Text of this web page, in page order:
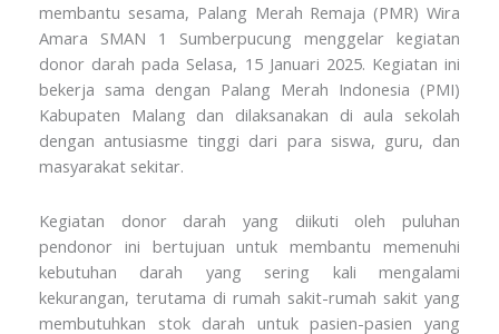
membantu sesama, Palang Merah Remaja (PMR) Wira
Amara SMAN 1 Sumberpucung menggelar kegiatan
donor darah pada Selasa, 15 Januari 2025. Kegiatan ini
bekerja sama dengan Palang Merah Indonesia (PMI)
Kabupaten Malang dan dilaksanakan di aula sekolah
dengan antusiasme tinggi dari para siswa, guru, dan
masyarakat sekitar.
Kegiatan donor darah yang diikuti oleh puluhan
pendonor ini bertujuan untuk membantu memenuhi
kebutuhan darah yang sering kali mengalami
kekurangan, terutama di rumah sakit-rumah sakit yang
membutuhkan stok darah untuk pasien-pasien yang